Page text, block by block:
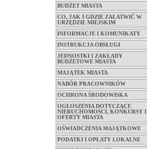
BUDŻET MIASTA
CO, JAK I GDZIE ZAŁATWIĆ W
URZĘDZIE MIEJSKIM
INFORMACJE I KOMUNIKATY
INSTRUKCJA OBSŁUGI
JEDNOSTKI I ZAKŁADY
BUDŻETOWE MIASTA
MAJĄTEK MIASTA
NABÓR PRACOWNIKÓW
OCHRONA ŚRODOWISKA
OGŁOSZENIA DOTYCZĄCE
NIERUCHOMOŚCI, KONKURSY I
OFERTY MIASTA
OŚWIADCZENIA MAJĄTKOWE
PODATKI I OPŁATY LOKALNE